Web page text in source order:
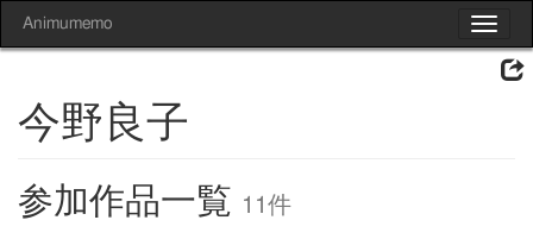
Toggle
Animumemo
今野良子
参加作品一覧 11件